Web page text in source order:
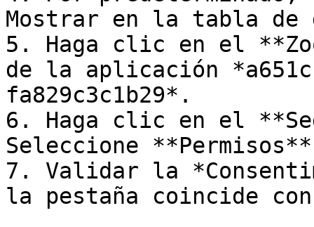
Mostrar en la tabla
5. Haga clic en el
de la aplicación
fa829c3c1b29*.
6. Haga clic en el
Seleccione
7. Validar la
la pestaña coincide